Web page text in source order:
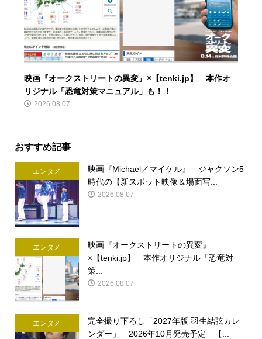
映画『オークストリートの異変』×【tenki.jp】 本作オ
リジナル「恐竜対策マニュアル」も！！
2026.08.07
おすすめ記事
エンタメ
映画『Michael／マイケル』 ジャクソン5
時代の【新スポット映像＆場面写...
2026.08.07
エンタメ
映画『オークストリートの異変』
×【tenki.jp】 本作オリジナル「恐竜対
策...
2026.08.07
エンタメ
完全撮り下ろし「2027年版 羽生結弦カレ
ンダー」 2026年10月発売予定 【...